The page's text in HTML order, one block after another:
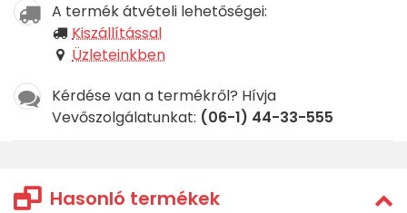
A termék átvételi lehetőségei:
Kiszállítással
Üzleteinkben
Kérdése van a termékről? Hívja
Vevőszolgálatunkat: (06-1) 44-33-555
Hasonló termékek